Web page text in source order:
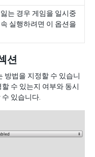
는 경우 게임을 일시중
실행하려면 이 옵션을
션
방법을 지정할 수 있습니
수 있는지 여부와 동시
있습니다.